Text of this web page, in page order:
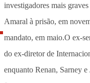
investigadores mais
Amaral à prisão, em
mandato, em maio.O ex-
do ex-diretor de
enquanto Renan, Sarney